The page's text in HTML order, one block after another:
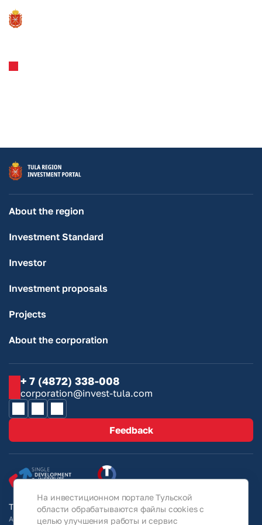
About the region
Investment Standard
Investor
Investment proposals
Projects
About the corporation
+ 7 (4872) 338-008
corporation@invest-tula.com
Feedback
Tula Region Investment Portal © 2026
All information on the site is for guidance only and under no
На инвестиционном портале Тульской
области обрабатываются файлы cookies с
целью улучшения работы и сервис